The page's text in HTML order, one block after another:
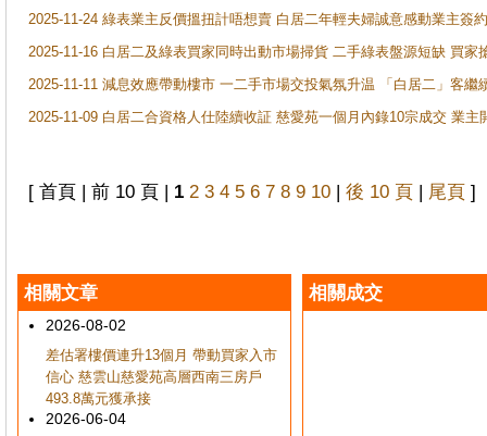
2025-11-24 綠表業主反價搵扭計唔想賣 白居二年輕夫婦誠意感動業主簽
2025-11-16 白居二及綠表買家同時出動市場掃貨 二手綠表盤源短缺 買
2025-11-11 減息效應帶動樓市 一二手市場交投氣氛升温 「白居二」客
2025-11-09 白居二合資格人仕陸續收証 慈愛苑一個月內錄10宗成交 業
[ 首頁 | 前 10 頁 | 1 2 3 4 5 6 7 8 9 10 | 後 10 頁 | 尾頁 ]
相關文章
2026-08-02
差估署樓價連升13個月 帶動買家入市
信心 慈雲山慈愛苑高層西南三房戶
493.8萬元獲承接
2026-06-04
相關成交